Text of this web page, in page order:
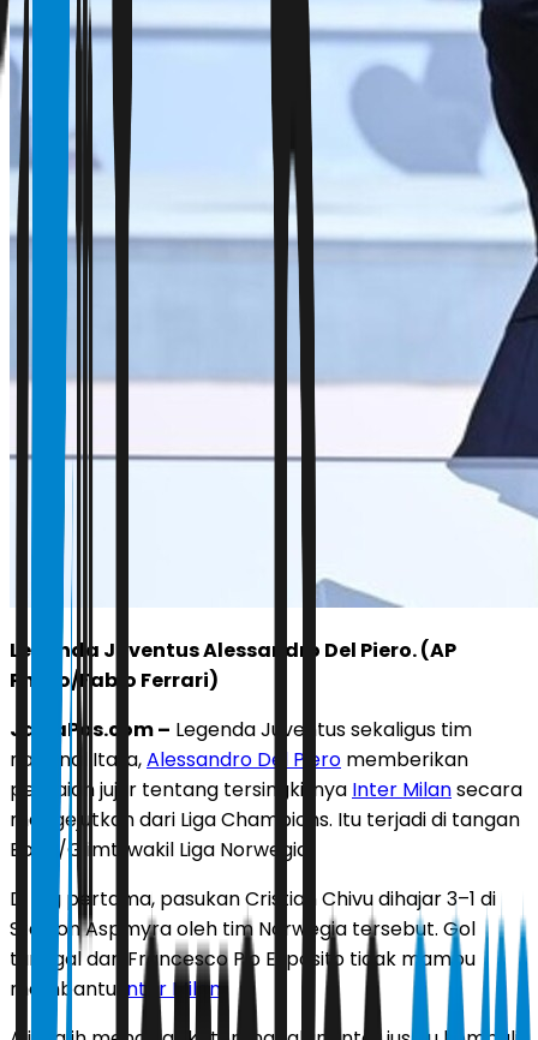
Legenda Juventus Alessandro Del Piero. (AP
Photo/Fabio Ferrari)
JawaPos.com – Legenda Juventus sekaligus tim
nasional Italia,Alessandro Del Piero memberikan
penilaian jujur tentang tersingkirnya Inter Milansecara
mengejutkan dari Liga Champions. Itu terjadi di tangan
Bodo/Glimt, wakil Liga Norwegia.
Di leg pertama, pasukan Cristian Chivu dihajar 3–1 di
Stadion Aspmyra oleh tim Norwegia tersebut. Gol
tunggal dari Francesco Pio Esposito tidak mampu
membantu Inter Milan